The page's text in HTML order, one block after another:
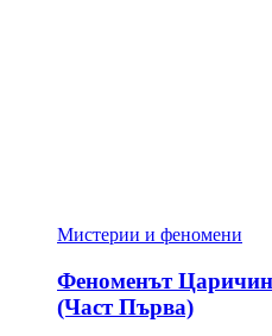
Мистерии и феномени
Феноменът
(Част Първа)